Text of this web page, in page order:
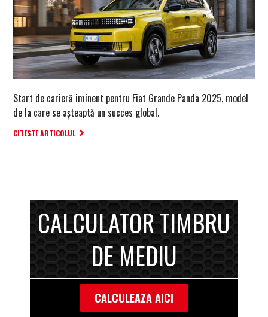
Start de carieră iminent pentru Fiat Grande Panda 2025, model
de la care se așteaptă un succes global.
CITESTE ARTICOLUL
CALCULATOR TIMBRU
DE MEDIU
CALCULEAZA AICI